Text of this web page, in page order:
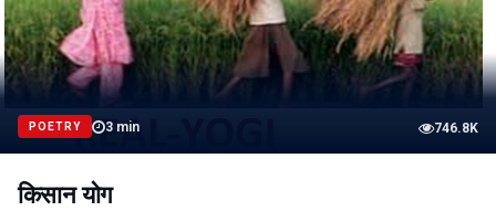
POETRY 3 min 746.8K
किसान योग